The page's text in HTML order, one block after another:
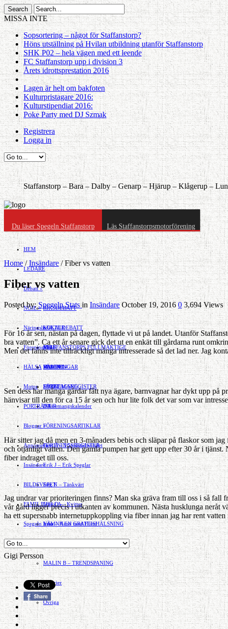
MISSA INTE
Sopsortering – något för Staffanstorp?
Höns utställning på Hvilan utbildning utanför Staffanstorp
SHK P02 – hela vägen med ett leende
FC Staffanstorp upp i division 3
Årets idrottsprestation 2016
Lagen är helt om bakfoten
Kulturpristagare 2016:
Kulturstipendiat 2016:
Poke Party med DJ Szmak
Registrera
Logga in
Staffanstorp –Bara –Dalby –Genarp –Hjärup –Klågerup –
Du läser Spegeln Staffanstorp Läs Staffanstorpsmotorförening
HEM
LEDARE
Debatt »
RIKSDEBATT
LOKALDEBATT
STAFFANSTORPS FULLMÄKTIGE
VAL 2014
NÖJE »
KULTUR
Mat
RESOR
EVENEMANG
Evenemangskalender
Näringsliv »
JOBB
HANDEL
FÖRETAGSREGISTER
Föreningsliv »
FÖRENINGAR
SPORT
DJUR
FÖRENINGSARTIKLAR
FÖRENINGSREGISTER
HÄLSA
Motor
PORTRÄTT
Bloggar »
Gert Å – I Småstadsvimlet
Erik J – Erik Speglar
Stig N – Tänkvärt
Jenny A – Kvitter
Yrsa – Hand med Hund
MALIN B – TRENDSPANING
Kåserier
Ovriga
Annonsera
Insändare
BILDSVEPET
FAMILJEBILD »
LÄMNA EN GRATTISHÄLSNING
Spegeln Info
Home/Insändare/Fiber vs vatten
Fiber vs vatten
Posted by:Spegeln StatsinInsändare October 19, 2016 0 3,694 Views
För 16 år sen, nästan på dagen, flyttade vi ut på landet. Utanför
bra vatten”. Ca ett år senare gick det ut en enkät till gårdarna runt
Men det fanns inte tillräckligt många intresserade så det lad ner. Jag
Sen dess har många gårdar fått nya ägare, barnvagnar har dykt upp på
hänvisar till den för ca 15 år sen och hur lite folk det var som var
Här sitter jag då men en 3-månaders bebis och släpar på flaskor som
och otjänligt vatten. Den gamla pumpen har gett upp efter 30 år i
fiber indraget till oss.
Jag undrar var prioriteringen finns? Man ska gräva fram till oss i så fall
vår gård ligger precis i utkanten av kommunen. Nästa husklunga neråt
ha ett supersnabb internetuppkoppling via fiber innan jag har rent
Gigi Persson